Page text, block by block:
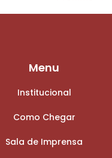
Menu
Institucional
Como Chegar
Sala de Imprensa